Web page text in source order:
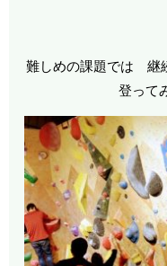
難しめの課題では 継
登って